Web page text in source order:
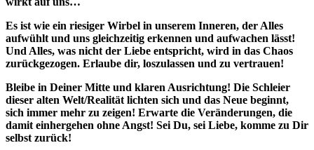
Es ist wie ein riesiger Wirbel in unserem Inneren, der Alles
aufwühlt und uns gleichzeitig erkennen und aufwachen lässt!
Und Alles, was nicht der Liebe entspricht, wird in das Chaos
zurückgezogen. Erlaube dir, loszulassen und zu vertrauen!
Bleibe in Deiner Mitte und klaren Ausrichtung! Die Schleier
dieser alten Welt/Realität lichten sich und das Neue beginnt,
sich immer mehr zu zeigen! Erwarte die Veränderungen, die
damit einhergehen ohne Angst! Sei Du, sei Liebe, komme zu Dir
selbst zurück!